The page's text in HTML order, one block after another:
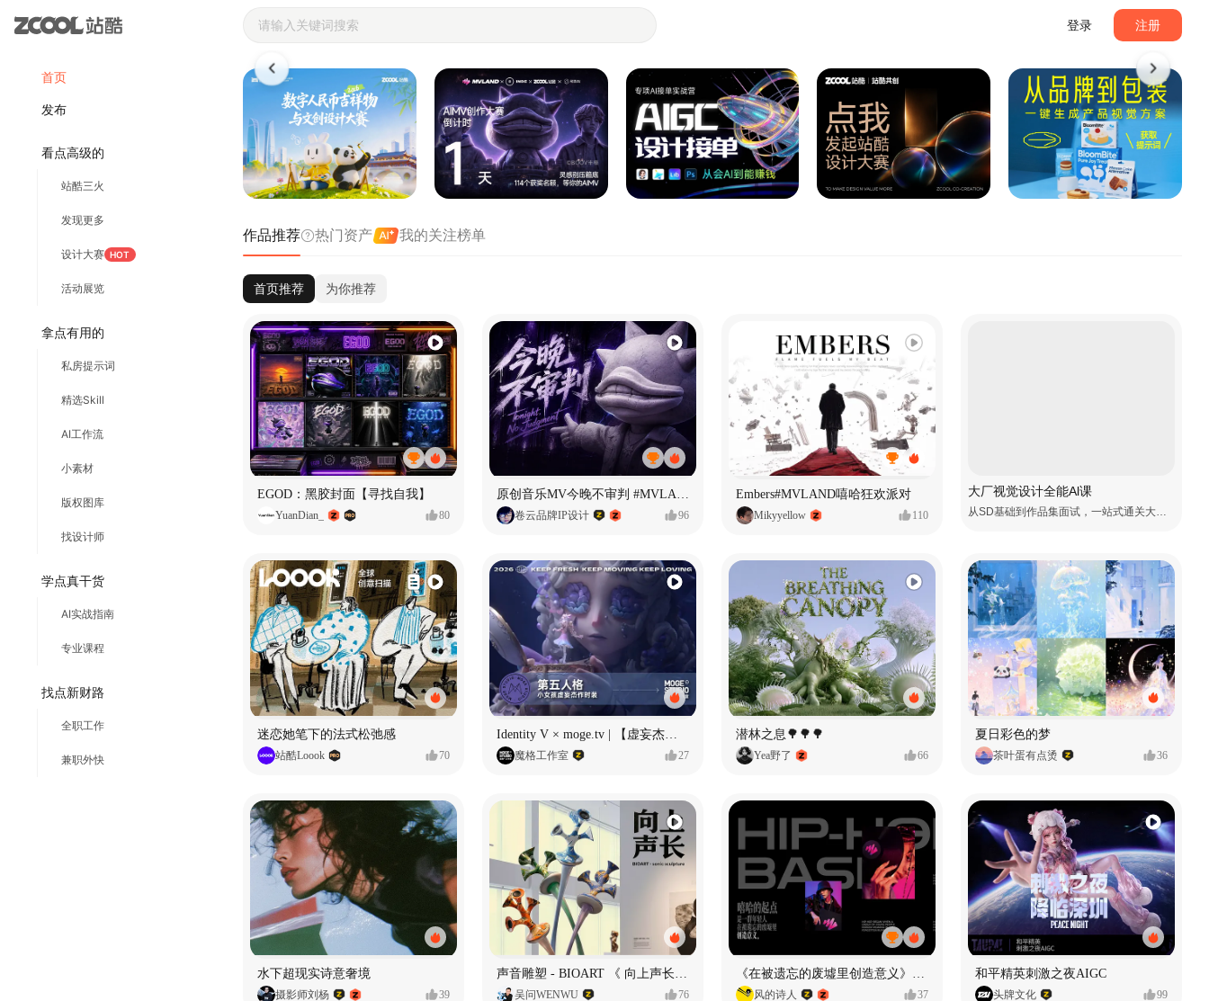
首页
发布
看点高级的
站酷三火
发现更多
设计大赛 HOT
活动展览
拿点有用的
私房提示词
精选Skill
AI工作流
小素材
版权图库
找设计师
学点真干货
AI实战指南
专业课程
找点新财路
全职工作
兼职外快
登录 注册
站酷ZCOOL - 设计师们都在站酷
作品推荐 热门资产 我的关注榜单
首页推荐 为你推荐
EGOD：黑胶封面【寻找自我】
YuanDian_ 80
原创音乐MV今晚不审判 #MVLAND嘻哈狂欢派对
卷云品牌IP设计 96
Embers#MVLAND嘻哈狂欢派对
Mikyyellow 110
大厂视觉设计全能Al课
从SD基础到作品集面试，一站式通关大厂视觉岗
迷恋她笔下的法式松弛感
站酷Loook 70 魔格工作室 27
潜林之息🌳🌳🌳
Yea野了 66
夏日彩色的梦
茶叶蛋有点烫 36
水下超现实诗意奢境
摄影师刘杨 39
声音雕塑 - BIOART 《 向上声长 》
吴问WENWU 76
《在被遗忘的废墟里创造意义》#MVLAND嘻哈狂欢派对
风的诗人 37
和平精英刺激之夜AIGC
头牌文化 99